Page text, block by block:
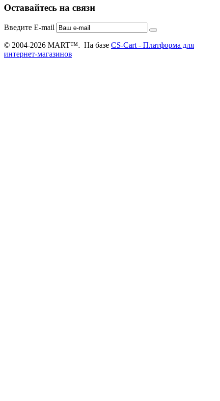
Оставайтесь на связи
Введите E-mail
© 2004-2026 MART™. На базе CS-Cart - Платформа для
интернет-магазинов